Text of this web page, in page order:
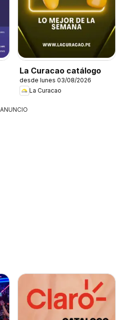
La Curacao catálogo
desde lunes 03/08/2026
La Curacao
ANUNCIO